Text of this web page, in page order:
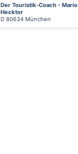
Der Touristik-Coach - Mario
Hecktor
D 80634 München